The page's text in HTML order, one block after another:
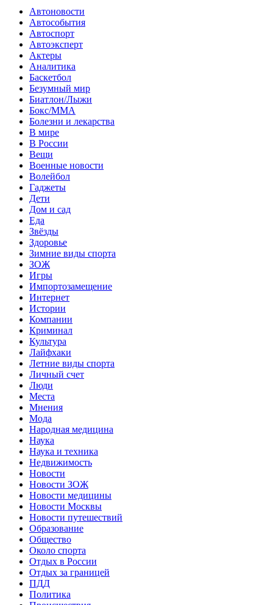
Автоновости
Автособытия
Автоспорт
Автоэксперт
Актеры
Аналитика
Баскетбол
Безумный мир
Биатлон/Лыжи
Бокс/MMA
Болезни и лекарства
В мире
В России
Вещи
Военные новости
Волейбол
Гаджеты
Дети
Дом и сад
Еда
Звёзды
Здоровье
Зимние виды спорта
ЗОЖ
Игры
Импортозамещение
Интернет
Истории
Компании
Криминал
Культура
Лайфхаки
Летние виды спорта
Личный счет
Люди
Места
Мнения
Мода
Народная медицина
Наука
Наука и техника
Недвижимость
Новости
Новости ЗОЖ
Новости медицины
Новости Москвы
Новости путешествий
Образование
Общество
Около спорта
Отдых в России
Отдых за границей
ПДД
Политика